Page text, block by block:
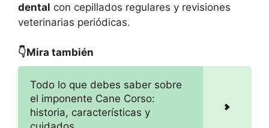
dental con cepillados regulares y revisiones
veterinarias periódicas.
👇Mira también
Todo lo que debes saber sobre
el imponente Cane Corso:
historia, características y